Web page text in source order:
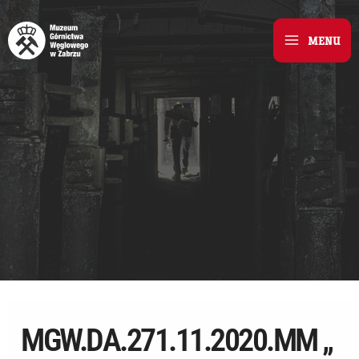
to
content
Main
MENU
MGW.DA.271.11.2020.MM „